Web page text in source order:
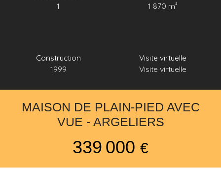
1
1 870 m²
Construction
1999
Visite virtuelle
Visite virtuelle
MAISON DE PLAIN-PIED AVEC
VUE - ARGELIERS
339 000 €